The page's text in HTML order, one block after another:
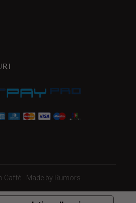
Caffè- Made by Rumors